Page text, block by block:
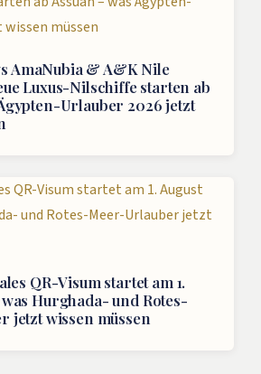
AmaNubia & A&K Nile
Luxus-Nilschiffe starten ab
Urlauber 2026 jetzt
QR-Visum startet am 1.
Hurghada- und Rotes-
jetzt wissen müssen